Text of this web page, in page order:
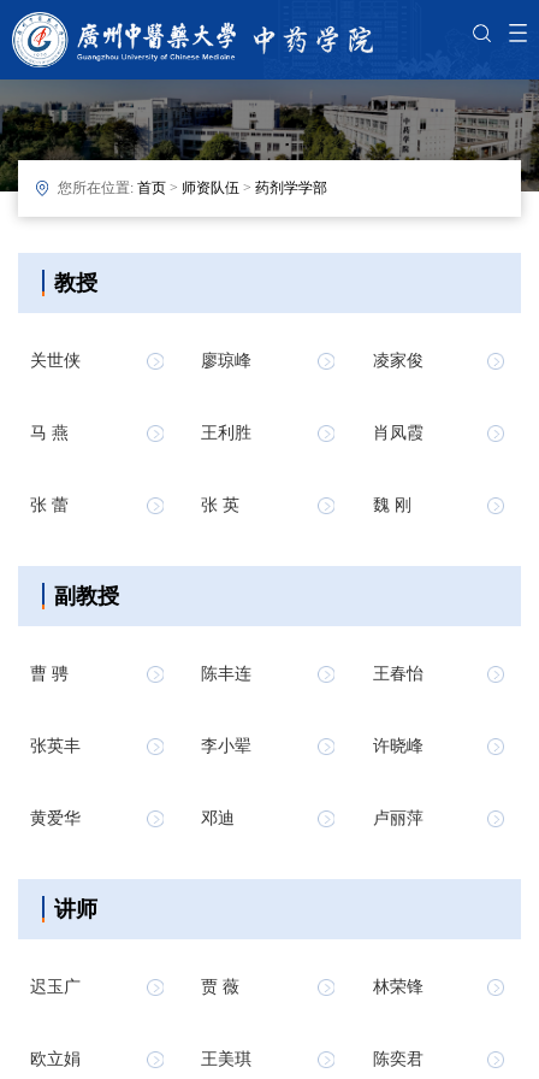
您所在位置: 首页 > 师资队伍 > 药剂学学部
教授
关世侠 廖琼峰 凌家俊
马 燕 王利胜 肖凤霞
张 蕾 张 英 魏 刚
副教授
曹 骋 陈丰连 王春怡
张英丰 李小翚 许晓峰
黄爱华 邓迪 卢丽萍
讲师
迟玉广 贾 薇 林荣锋
欧立娟 王美琪 陈奕君